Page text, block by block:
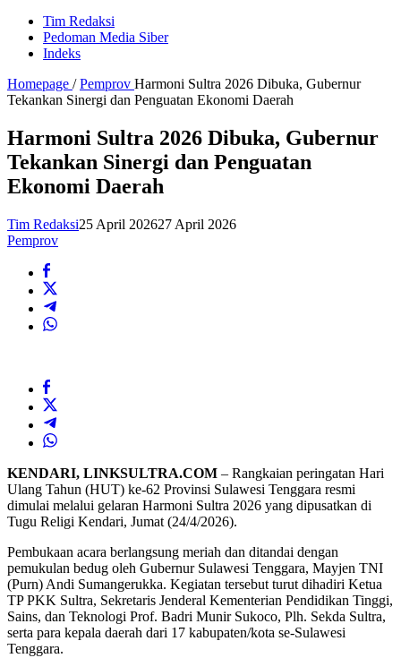
Tim Redaksi
Pedoman Media Siber
Indeks
Homepage / Pemprov Harmoni Sultra 2026 Dibuka, Gubernur
Tekankan Sinergi dan Penguatan Ekonomi Daerah
Harmoni Sultra 2026 Dibuka, Gubernur
Tekankan Sinergi dan Penguatan
Ekonomi Daerah
Tim Redaksi25 April 202627 April 2026
Pemprov
KENDARI, LINKSULTRA.COM – Rangkaian peringatan Hari
Ulang Tahun (HUT) ke-62 Provinsi Sulawesi Tenggara resmi
dimulai melalui gelaran Harmoni Sultra 2026 yang dipusatkan di
Tugu Religi Kendari, Jumat (24/4/2026).
Pembukaan acara berlangsung meriah dan ditandai dengan
pemukulan bedug oleh Gubernur Sulawesi Tenggara, Mayjen TNI
(Purn) Andi Sumangerukka. Kegiatan tersebut turut dihadiri Ketua
TP PKK Sultra, Sekretaris Jenderal Kementerian Pendidikan Tinggi,
Sains, dan Teknologi Prof. Badri Munir Sukoco, Plh. Sekda Sultra,
serta para kepala daerah dari 17 kabupaten/kota se-Sulawesi
Tenggara.